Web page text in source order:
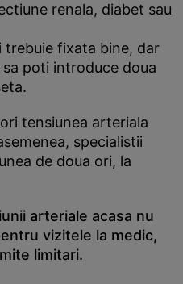
renala, diabet sau
trebuie fixata bine, dar
poti introduce doua
tensiunea arteriala
specialistii
de doua ori, la
arteriale acasa nu
vizitele la medic,
limitari.